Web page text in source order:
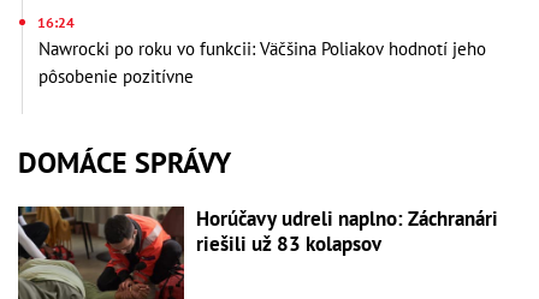
16:24
Nawrocki po roku vo funkcii: Väčšina Poliakov hodnotí jeho
pôsobenie pozitívne
DOMÁCE SPRÁVY
Horúčavy udreli naplno: Záchranári
riešili už 83 kolapsov